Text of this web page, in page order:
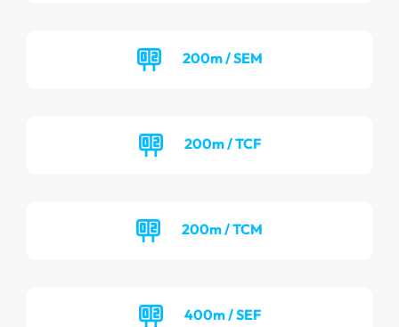
200m / SEM
200m / TCF
200m / TCM
400m / SEF